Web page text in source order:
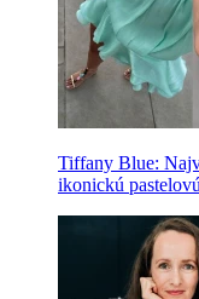
Tiffany Blue:
ikonickú